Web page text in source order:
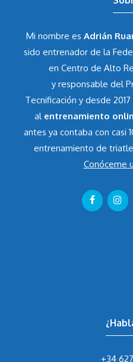
Mi nombre es Adrián
sido entrenador de la
en Centro de Alto
y responsable del
Tecnificación y desde
al entrenamiento
antes ya contaba con casi
entrenamiento de
Conóceme
+34